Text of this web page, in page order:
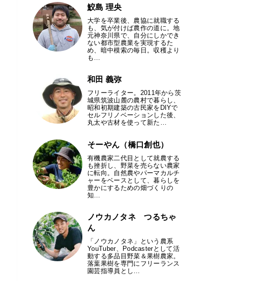
鮫島 理央
大学を卒業後、農協に就職する
も、気が付けば農作の道に。地
元神奈川県で、自分にしかでき
ない都市型農業を実現するた
め、暗中模索の毎日。収穫より
も…
和田 義弥
フリーライター。2011年から茨
城県筑波山麓の農村で暮らし、
昭和初期建築の古民家をDIYで
セルフリノベーションした後、
丸太や古材を使って新た…
そーやん（橋口創也）
有機農家二代目として就農する
も挫折し、野菜を売らない農家
に転向。自然農やパーマカルチ
ャーをベースとして、暮らしを
豊かにするための畑づくりの
知…
ノウカノタネ つるちゃ
ん
「ノウカノタネ」という農系
YouTuber、Podcasterとして活
動する多品目野菜＆果樹農家。
落葉果樹を専門にフリーランス
園芸指導員とし…